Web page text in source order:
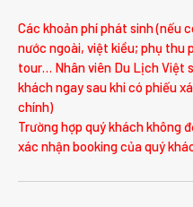
Các khoản phí phát sinh (nếu
nước ngoài, việt kiều; phụ thu
tour… Nhân viên Du Lịch Việt
khách ngay sau khi có phiếu
chính)
Trường hợp quý khách không
xác nhận booking của quý